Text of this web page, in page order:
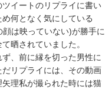
イートのリプライに書い
何となく気にしている
は映っていない)が勝手に
晒されていました。
、前に縁を切った男性に
リプライには、その動画
理私が撮られた時には猫